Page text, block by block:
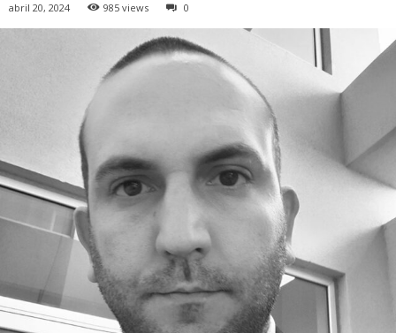
abril 20, 2024 985 views 0